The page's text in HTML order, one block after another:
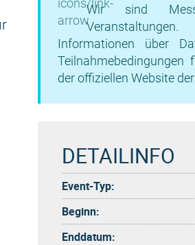
Wir sind
Informationen über
Teilnahmebedingungen
der offiziellen Website
DETAILINFO
Event-Typ:
Beginn:
Enddatum: